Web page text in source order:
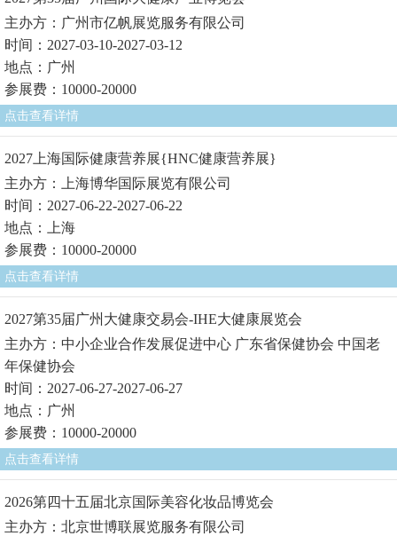
主办方：广州市亿帆展览服务有限公司
时间：2027-03-10-2027-03-12
地点：广州
参展费：10000-20000
点击查看详情
2027上海国际健康营养展{HNC健康营养展}
主办方：上海博华国际展览有限公司
时间：2027-06-22-2027-06-22
地点：上海
参展费：10000-20000
点击查看详情
2027第35届广州大健康交易会-IHE大健康展览会
主办方：中小企业合作发展促进中心 广东省保健协会 中国老
年保健协会
时间：2027-06-27-2027-06-27
地点：广州
参展费：10000-20000
点击查看详情
2026第四十五届北京国际美容化妆品博览会
主办方：北京世博联展览服务有限公司